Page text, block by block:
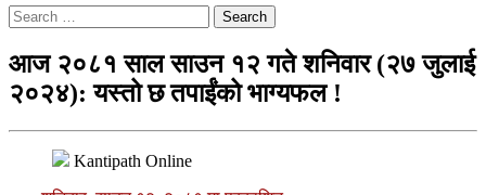
Search
आज २०८१ साल साउन १२ गते शनिवार (२७ जुलाई
२०२४): यस्तो छ तपाईंको भाग्यफल !
Kantipath Online